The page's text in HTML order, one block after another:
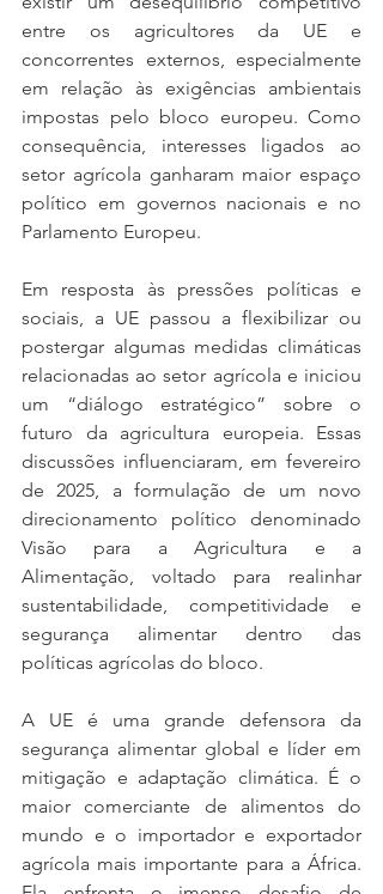
entre os agricultores da UE e
concorrentes externos, especialmente
em relação às exigências ambientais
impostas pelo bloco europeu. Como
consequência, interesses ligados ao
setor agrícola ganharam maior espaço
político em governos nacionais e no
Parlamento Europeu.
Em resposta às pressões políticas e
sociais, a UE passou a flexibilizar ou
postergar algumas medidas climáticas
relacionadas ao setor agrícola e iniciou
um “diálogo estratégico” sobre o
futuro da agricultura europeia. Essas
discussões influenciaram, em fevereiro
de 2025, a formulação de um novo
direcionamento político denominado
Visão para a Agricultura e a
Alimentação, voltado para realinhar
sustentabilidade, competitividade e
segurança alimentar dentro das
políticas agrícolas do bloco.
A UE é uma grande defensora da
segurança alimentar global e líder em
mitigação e adaptação climática. É o
maior comerciante de alimentos do
mundo e o importador e exportador
agrícola mais importante para a África.